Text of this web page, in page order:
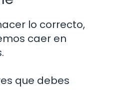
lo correcto,
caer en
que debes